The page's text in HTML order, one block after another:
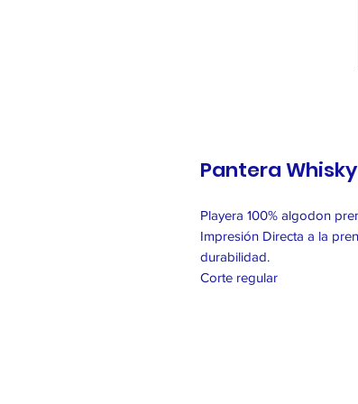
Pantera Whisky
Playera 100% algodon
Impresión Directa a la
durabilidad.
Corte regular